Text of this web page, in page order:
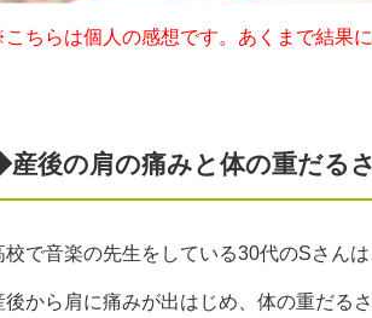
ちらは個人の感想です。あくまで結果
後の肩の痛みと体の重だる
校で音楽の先生をしている30代のSさん
後から肩に痛みが出はじめ、体の重だる